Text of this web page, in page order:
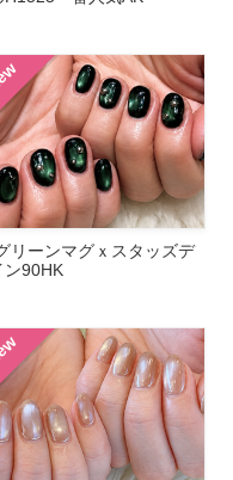
リーンマグｘスタッズデ
ン90HK